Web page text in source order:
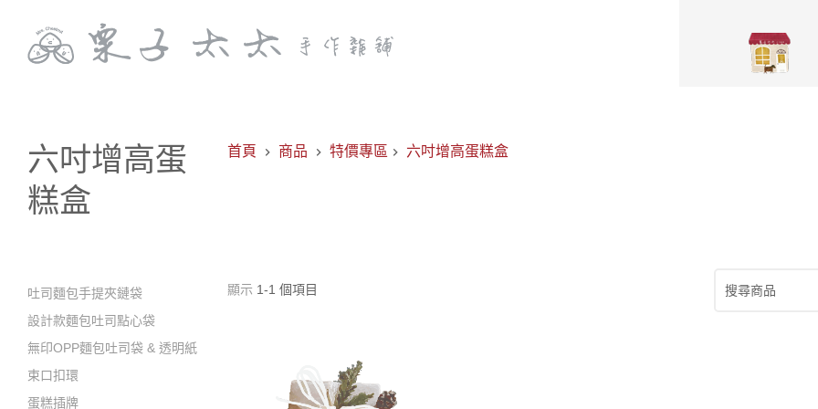
六吋增高蛋
糕盒
首頁 商品 特價專區 六吋增高蛋糕盒
吐司麵包手提夾鏈袋
設計款麵包吐司點心袋
無印OPP麵包吐司袋 & 透明紙
束口扣環
蛋糕插牌
顯示 1-1 個項目